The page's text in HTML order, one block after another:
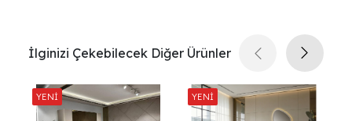
İlginizi Çekebilecek Diğer Ürünler